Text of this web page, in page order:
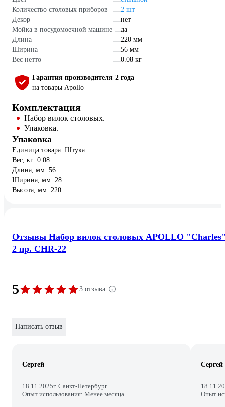
Количество столовых приборов
2 шт
Декор
нет
Мойка в посудомоечной машине
да
Длина
220 мм
Ширина
56 мм
Вес нетто
0.08 кг
Гарантия производителя 2 года
на товары Apollo
Комплектация
Набор вилок столовых.
Упаковка.
Упаковка
Единица товара: Штука
Вес, кг: 0.08
Длина, мм: 56
Ширина, мм: 28
Высота, мм: 220
Отзывы Набор вилок столовых APOLLO
2 пр. CHR-22
5 3 отзыва
Написать отзыв
Сергей
18.11.2025г. Санкт-Петербург
Опыт использования: Менее месяца
Сергей
Опыт